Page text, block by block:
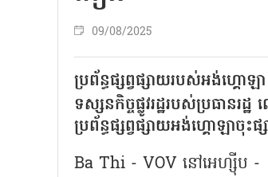
09/08/2025
ប្រព័ន្ធផ្សព្វផ្សាយរបស់អង់ហ្គោ
ទស្សនកិច្ចផ្លូវរដ្ឋរបស់ប្រធា
ប្រព័ន្ធផ្សព្វផ្សាយអង់ហ្គោឡាចុ
Ba Thi - VOV នៅអេហ្ស៊ីប -